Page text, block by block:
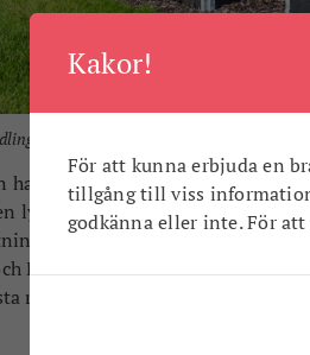
där
har Karlshamnsbostäder jobbat
lyckade renoveringen av
kring hur man skulle
Hanna Victorsons arkitektur.
renovering. Det finns planer på
Kakor!
För att kunna erbjuda en
tillgång till viss
godkänna eller inte. För att